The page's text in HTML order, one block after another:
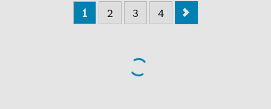
1 2 3 4